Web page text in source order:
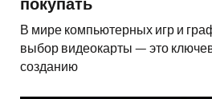
покупать
В мире компьютерных игр и
выбор видеокарты — это
созданию